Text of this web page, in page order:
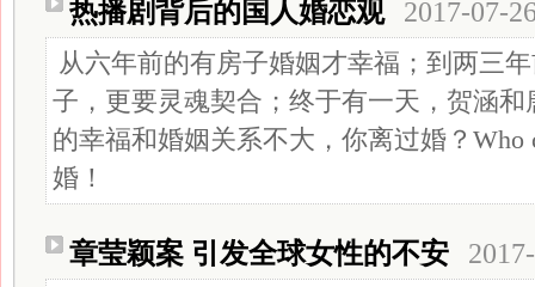
热播剧背后的国人婚恋观 2017-07-
从六年前的有房子婚姻才幸福；到两三
子，更要灵魂契合；终于有一天，贺涵
的幸福和婚姻关系不大，你离过婚？Who
婚！
章莹颖案 引发全球女性的不安